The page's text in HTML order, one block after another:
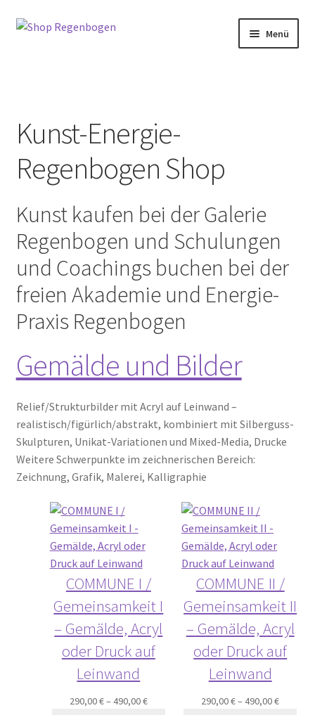
Zur
Zum
Menü
Kategorien
Petra Wenski-Hänisch
Terminbuchung
Mein Konto
Full Day Booking
Time Slots Booking
Time Appointments Booking
Contact Form
Book an Appointment
Kunst-Energie-
Regenbogen Shop
Kunst kaufen bei der Galerie
Regenbogen und Schulungen
und Coachings buchen bei der
freien Akademie und Energie-
Praxis Regenbogen
Gemälde und Bilder
Relief/Strukturbilder mit Acryl auf Leinwand –
realistisch/figürlich/abstrakt, kombiniert mit Silberguss-
Skulpturen, Unikat-Variationen und Mixed-Media, Drucke
Weitere Schwerpunkte im zeichnerischen Bereich:
Zeichnung, Grafik, Malerei, Kalligraphie
COMMUNE I /
Gemeinsamkeit I
– Gemälde, Acryl
oder Druck auf
Leinwand
290,00€– 490,00€
COMMUNE II /
Gemeinsamkeit II
– Gemälde, Acryl
oder Druck auf
Leinwand
290,00€–490,00€